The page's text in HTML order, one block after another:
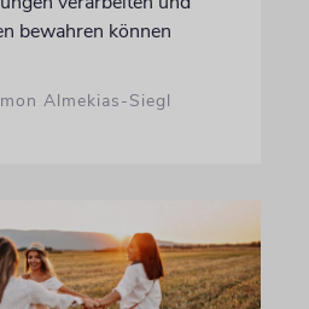
bewahren können
Almekias-Siegl